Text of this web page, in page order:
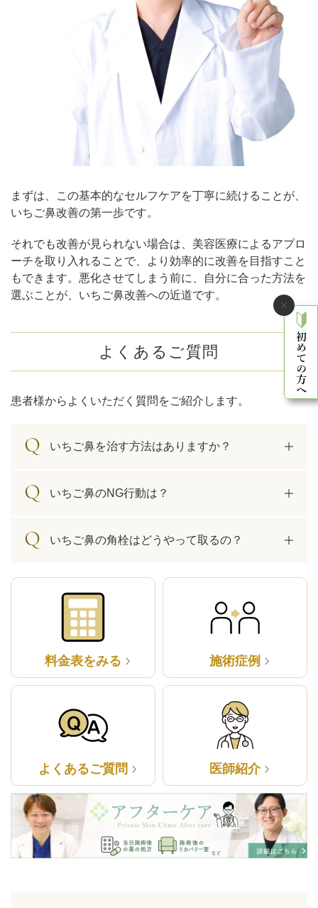
まずは、この基本的なセルフケアを丁寧に続けることが、
いちご鼻改善の第一歩です。
それでも改善が見られない場合は、美容医療によるアプロ
ーチを取り入れることで、より効率的に改善を目指すこと
もできます。悪化させてしまう前に、自分に合った方法を
選ぶことが、いちご鼻改善への近道です。
よくあるご質問
患者様からよくいただく質問をご紹介します。
いちご鼻を治す方法はありますか？
いちご鼻のNG行動は？
いちご鼻の角栓はどうやって取るの？
料金表をみる 施術症例
よくあるご質問 医師紹介